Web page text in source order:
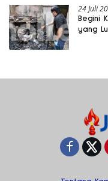
24 Juli
Begini
yang